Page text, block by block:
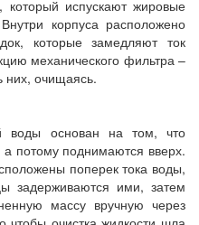
который испускают жировые
корпуса расположено
которые замедляют ток
механического фильтра –
них, очищаясь.
воды основан на том, что
потому поднимаются вверх.
поперек тока воды,
задерживаются ими, затем
массу вручную через